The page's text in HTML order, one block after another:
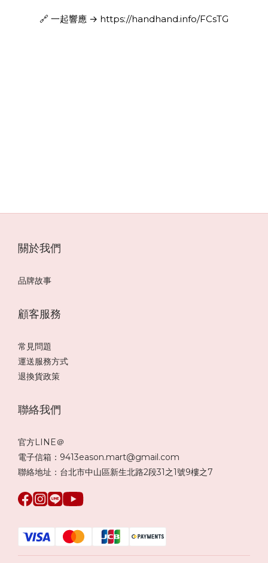
🔗 一起響應 → https://handhand.info/FCsTG
關於我們
品牌故事
顧客服務
常見問題
運送服務方式
退換貨政策
聯絡我們
官方LINE＠
電子信箱：9413eason.mart@gmail.com
聯絡地址：台北市中山區新生北路2段31之1號9樓之7